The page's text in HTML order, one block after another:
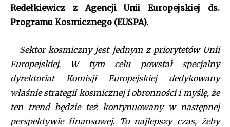
Redełkiewicz z Agencji Unii Europejskiej ds.
Programu Kosmicznego (EUSPA).
– Sektor kosmiczny jest jednym z priorytetów Unii
Europejskiej. W tym celu powstał specjalny
dyrektoriat Komisji Europejskiej dedykowany
właśnie strategii kosmicznej i obronności i myślę, że
ten trend będzie też kontynuowany w następnej
perspektywie finansowej. To najlepszy czas, żeby